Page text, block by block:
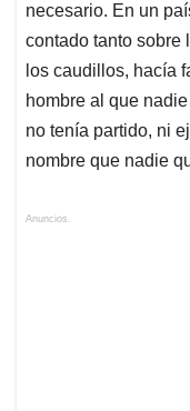
necesario. En un
contado tanto sobre
los caudillos, hacía
hombre al que
no tenía partido, ni
nombre que nadie
Anuncios.